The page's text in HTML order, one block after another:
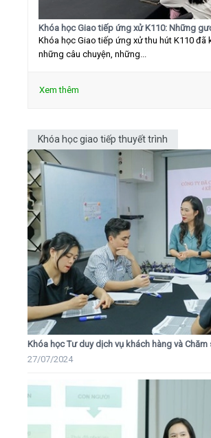
Khóa học Giao tiếp ứng xử K110: Những
Khóa học Giao tiếp ứng xử thu hút K110 đã
những câu chuyện, những...
Xem thêm
Khóa học giao tiếp thuyết trình
Khóa học Tư duy dịch vụ khách hàng và
27/07/2024